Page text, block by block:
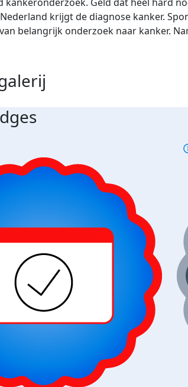
krijgt de diagnose kanker.
belangrijk onderzoek naar kanker.